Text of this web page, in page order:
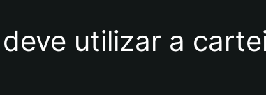
utilizar a